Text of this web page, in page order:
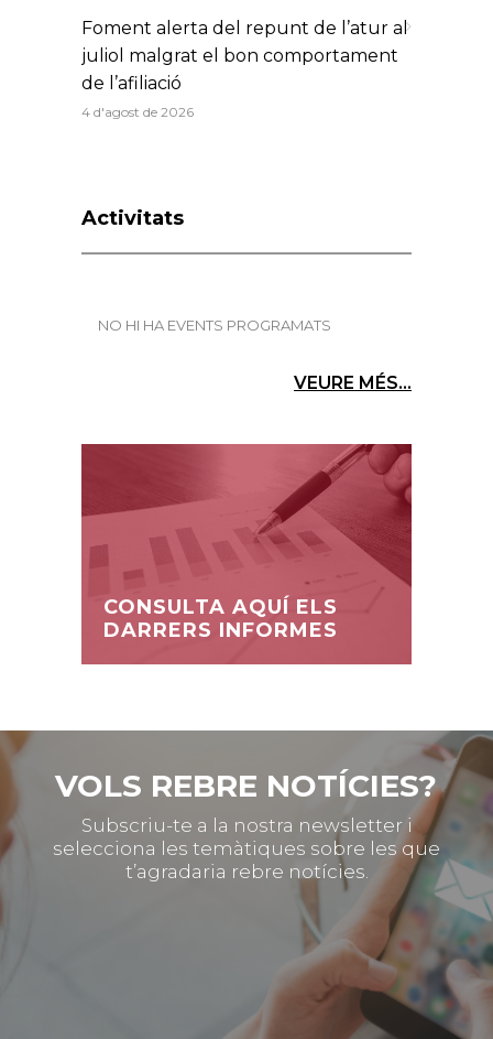
Foment alerta del repunt de l’atur al
juliol malgrat el bon comportament
de l’afiliació
4 d'agost de 2026
Activitats
NO HI HA EVENTS PROGRAMATS
VEURE MÉS...
CONSULTA AQUÍ ELS
DARRERS INFORMES
VOLS REBRE NOTÍCIES?
Subscriu-te a la nostra newsletter i
selecciona les temàtiques sobre les que
t’agradaria rebre notícies.